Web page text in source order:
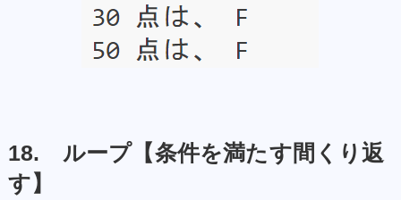
18. ループ【条件を満たす間くり返
す】